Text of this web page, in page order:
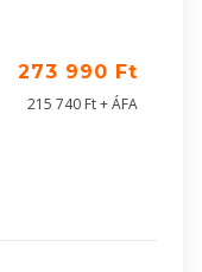
273 990 Ft
215 740 Ft + ÁFA